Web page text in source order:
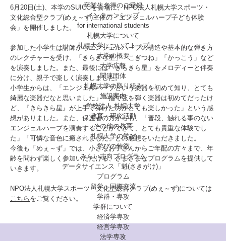
卒業生名簿のご登録
インターンシップ
for international students
札幌大学について
札幌大学についてトップ
大学の概要
大学広報
関連団体
札幌大学の取り組み
施設案内
学校法人 札幌大学
教育・研究活動
その他の教育
札幌大学の学び
学びの特徴
みらい志向プログラム
データサイエンス「魁(さきがけ)」
プログラム
留学・国際交流
学群・専攻
学群について
経済学専攻
経営学専攻
法学専攻
6月20日(土)、本学のSUICCを会場に、NPO法人札幌大学スポーツ・
文化総合型クラブ(めぇ～ず)主催の「エンジェルハープ子ども体験
会」を開催しました。
参加した小学生は講師からエンジェルハープの構造や基本的な弾き方
のレクチャーを受け、「きらきら星」「こぎつね」「かっこう」など
を演奏しました。また、最後には「きらきら星」をメロディーと伴奏
に分け、親子で楽しく演奏しました。
小学生からは、「エンジェルハープという楽器を初めて知り、とても
綺麗な楽器だなと思いました」「指で弦を弾く楽器は初めてだったけ
ど、『きらきら星』が上手く弾けたのがとても楽しかった」という感
想がありました。また、保護者の方からも、「普段、触れる事のない
エンジェルハープを演奏することができて、とても貴重な体験でし
た」「可憐な音色に癒されました」との感想をいただきました。
今後も「めぇ～ず」では、小さなお子さんからご年配の方々まで、年
齢を問わず楽しく参加いただける、さまざまなプログラムを提供して
いきます。
NPO法人札幌大学スポーツ・文化型総合クラブ(めぇ～ず)については
こちら をご覧ください。